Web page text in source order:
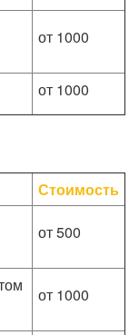
от 1000
от 1000
Стоимость
от 500
от 1000